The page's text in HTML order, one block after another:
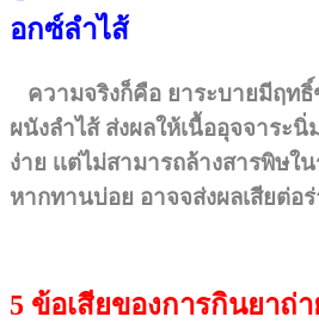
อกซ์ลำไส้
ความจริงก็คือ ยาระบายมีฤท
ผนังลำไส้ ส่งผลให้เนื้ออุจจาระนิ่
ง่าย เเต่ไม่สามารถล้างสารพิษใ
หากทานบ่อย อาจจส่งผลเสียต่อ
5 ข้อเสียของการกินยาถ่